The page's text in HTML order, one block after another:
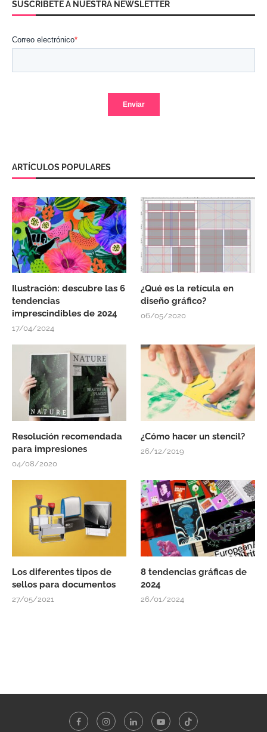
SUSCRÍBETE A NUESTRA NEWSLETTER
ARTÍCULOS POPULARES
Ilustración: descubre las 6
tendencias
imprescindibles de 2024
17/04/2024
¿Qué es la retícula en
diseño gráfico?
06/05/2020
Resolución recomendada
para impresiones
04/08/2020
¿Cómo hacer un stencil?
26/12/2019
Los diferentes tipos de
sellos para documentos
27/05/2021
8 tendencias gráficas de
2024
26/01/2024